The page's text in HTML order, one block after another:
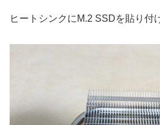
ヒートシンクにM.2 SSDを貼り付